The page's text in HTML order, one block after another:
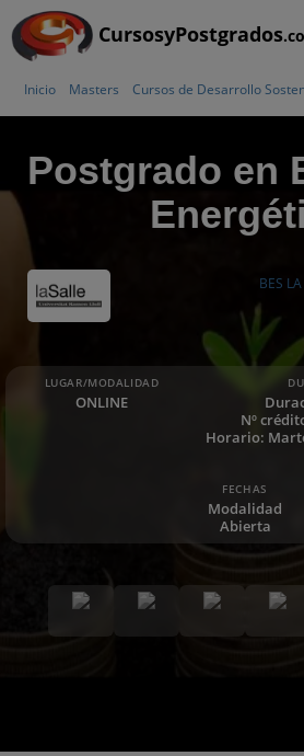
CursosyPostgrados
Inicio Masters Cursos de Desarrollo
Postgrado en
BES
LUGAR/MODALIDAD
ONLINE
Nº
Horario:
FECHAS
Modalidad
Abierta